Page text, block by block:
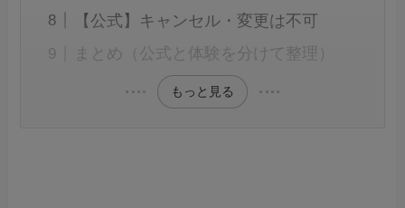
【公式】キャンセル・変更は不可
まとめ（公式と体験を分けて整理）
もっと見る